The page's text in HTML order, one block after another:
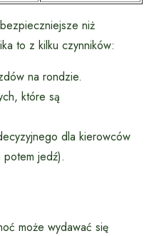
niż
to z kilku czynników:
na rondzie.
które są
dla kierowców
jedź).
może wydawać się